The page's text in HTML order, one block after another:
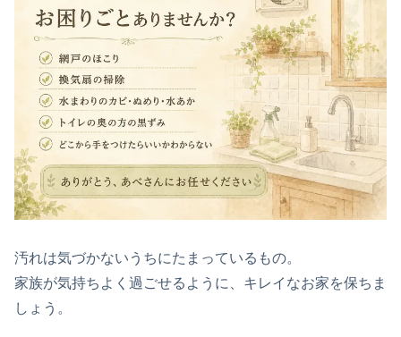
汚れは気づかないうちにたまっているもの。
家族が気持ちよく過ごせるように、キレイなお家を保ちま
しょう。